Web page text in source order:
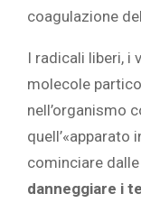
coagulazione
I radicali liberi, i
molecole
nell’organismo
quell’«apparato
cominciare dalle
danneggiare i